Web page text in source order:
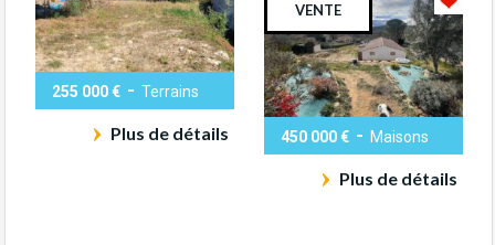
255 000 € - Terrains
Plus de détails
VENTE
450 000 € - Maisons
Plus de détails